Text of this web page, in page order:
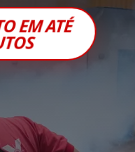
EM ATÉ